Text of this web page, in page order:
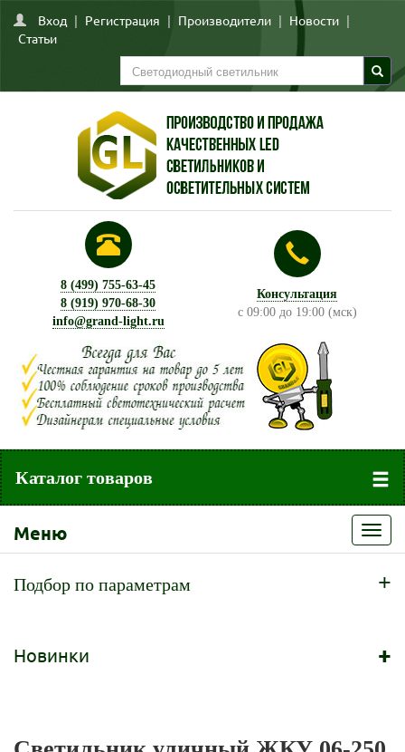
Вход | Регистрация | Производители | Новости |
Статьи
8 (499) 755-63-45
8 (919) 970-68-30
info@grand-light.ru
Консультация
с 09:00 до 19:00 (мск)
Каталог товаров
Меню
Подбор по параметрам +
Новинки +